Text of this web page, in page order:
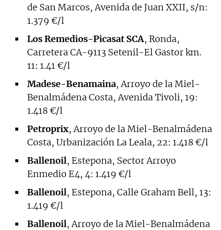
de San Marcos, Avenida de Juan XXII, s/n:
1.379 €/l
Los Remedios-Picasat SCA, Ronda,
Carretera CA-9113 Setenil-El Gastor km.
11: 1.41 €/l
Madese-Benamaina, Arroyo de la Miel-
Benalmádena Costa, Avenida Tivoli, 19:
1.418 €/l
Petroprix, Arroyo de la Miel-Benalmádena
Costa, Urbanización La Leala, 22: 1.418 €/l
Ballenoil, Estepona, Sector Arroyo
Enmedio E4, 4: 1.419 €/l
Ballenoil, Estepona, Calle Graham Bell, 13:
1.419 €/l
Ballenoil, Arroyo de la Miel-Benalmádena